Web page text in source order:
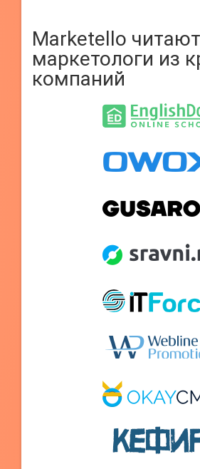
Marketello читают
маркетологи из
компаний